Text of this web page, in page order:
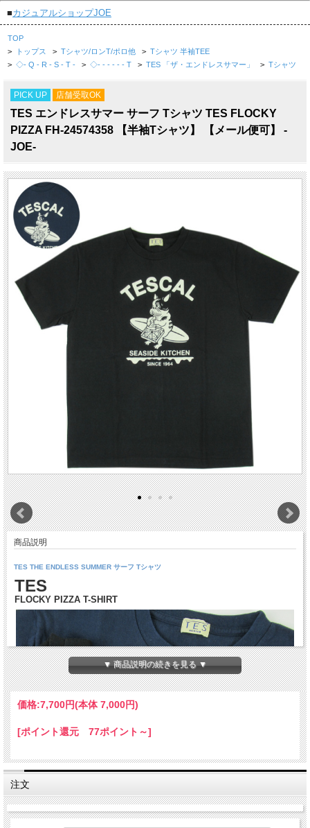
■カジュアルショップJOE
TOP
> トップス > Tシャツ/ロンT/ポロ他 > Tシャツ 半袖TEE
> ◇- Q - R - S - T - > ◇- - - - - - T > TES 「ザ・エンドレスサマー」 > Tシャツ
PICK UP 店舗受取OK
TES エンドレスサマー サーフ Tシャツ TES FLOCKY
PIZZA FH-24574358 【半袖Tシャツ】 【メール便可】 -
JOE-
商品説明
TES THE ENDLESS SUMMER サーフ Tシャツ
TES
FLOCKY PIZZA T-SHIRT
▼ 商品説明の続きを見る ▼
価格:7,700円(本体 7,000円)
[ポイント還元 77ポイント～]
注文